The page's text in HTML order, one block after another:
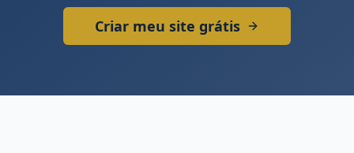
Criar meu site grátis